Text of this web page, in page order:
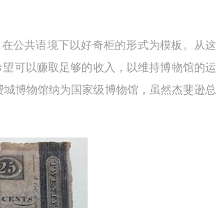
公共语境下以好奇柜的形式为模板。从这
可以赚取足够的收入，以维持博物馆的运
博物馆纳为国家级博物馆，虽然杰斐逊总
相关“章程”规
须遵循道德
相关“章程”规
须遵循道德
相关“章程”规
须遵循道德